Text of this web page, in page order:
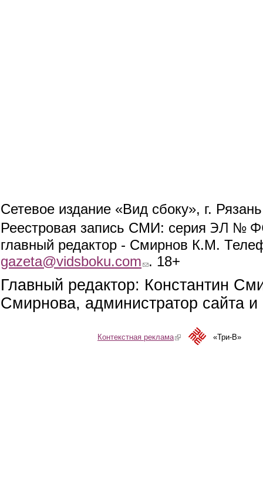
Сетевое издание «Вид сбоку», г.
Реестровая запись СМИ: серия ЭЛ №
главный редактор - Смирнов К.М.
gazeta@vidsboku.com (link sends e-mail)
. 18+
Главный редактор: Константин
Смирнова, администратор сайта
Контекстная реклама(link is external)«Три-В»